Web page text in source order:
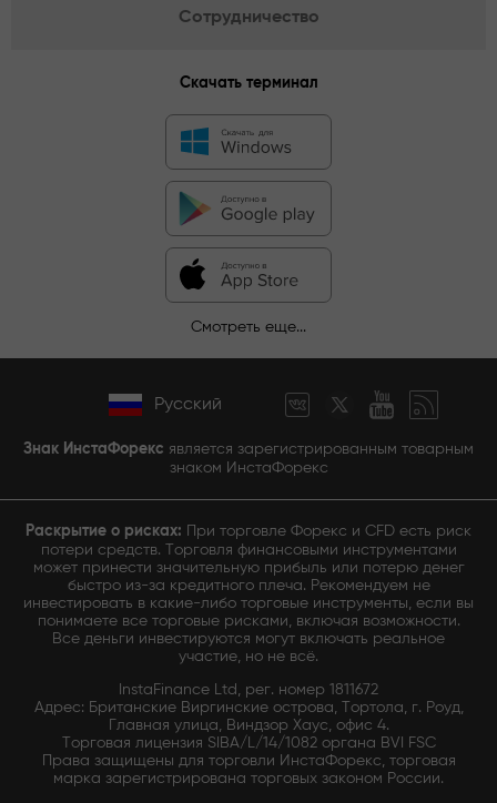
Сотрудничество
Скачать терминал
Смотреть еще...
Русский
Знак ИнстаФорекс является зарегистрированным товарным
знаком ИнстаФорекс
Раскрытие о рисках: При торговле Форекс и CFD есть риск
потери средств. Торговля финансовыми инструментами
может принести значительную прибыль или потерю денег
быстро из-за кредитного плеча. Рекомендуем не
инвестировать в какие-либо торговые инструменты, если вы
понимаете все торговые рисками, включая возможности.
Все деньги инвестируются могут включать реальное
участие, но не всё.
InstaFinance Ltd, рег. номер 1811672
Адрес: Британские Виргинские острова, Тортола, г. Роуд,
Главная улица, Виндзор Хаус, офис 4.
Торговая лицензия SIBA/L/14/1082 органа BVI FSC
Права защищены для торговли ИнстаФорекс, торговая
марка зарегистрирована торговых законом России.